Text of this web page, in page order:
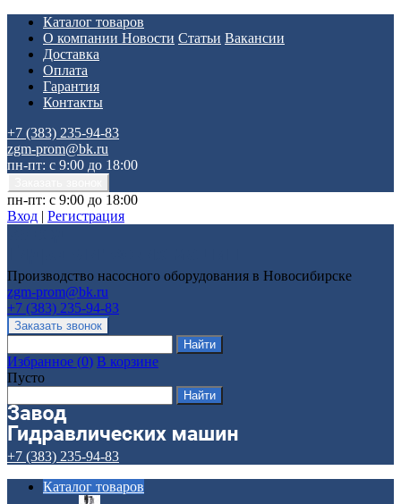
Каталог товаров
О компании Новости Статьи Вакансии
Доставка
Оплата
Гарантия
Контакты
+7 (383) 235-94-83
zgm-prom@bk.ru
пн-пт: с 9:00 до 18:00
пн-пт: с 9:00 до 18:00
Вход | Регистрация
Производство насосного оборудования в Новосибирске
zgm-prom@bk.ru
+7 (383) 235-94-83
Избранное (0) В корзине
Пусто
+7 (383) 235-94-83
Каталог товаров